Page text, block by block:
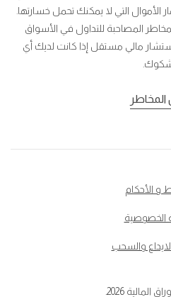
الأموال التي لا يمكنك تحمل خسارتها.
المصاحبة للتداول في الأسواق
مالي مستقل إذا كانت لديك أي
المخاطر
و الأحكام
الخصوصية
والسحب
المالية 2026.